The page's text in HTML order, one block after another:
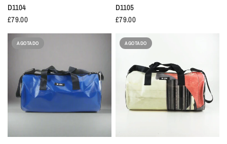
D1104
£79.00
D1105
£79.00
AGOTADO AGOTADO